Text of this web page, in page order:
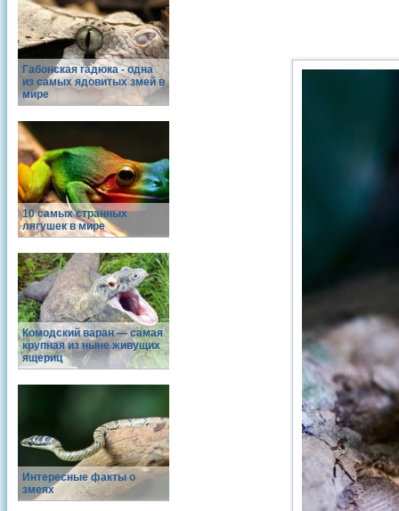
Габонская гадюка - одна
из самых ядовитых змей в
мире
10 самых странных
лягушек в мире
Комодский варан — самая
крупная из ныне живущих
ящериц
Интересные факты о
змеях